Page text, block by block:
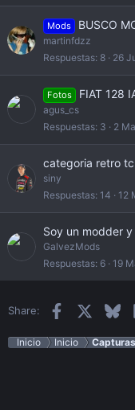
Mods BUSCO
martinfdzz
Respuestas 8 26
Fotos FIAT 128
agus_cs
Respuestas 3 2
categoria retro
siny
Respuestas 14 12
Soy un modder
GalvezMods
Respuestas 6 19
Share: Facebook
Inicio Inicio